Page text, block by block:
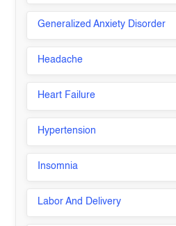
Generalized Anxiety Disorder
Headache
Heart Failure
Hypertension
Insomnia
Labor And Delivery